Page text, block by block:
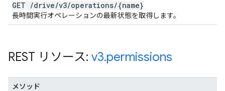
GET /drive/v3/operations/{name}
長時間実行オペレーションの最新状態を取得します。
REST リソース: v3.permissions
メソッド